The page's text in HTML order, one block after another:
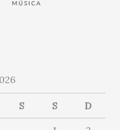
S S D